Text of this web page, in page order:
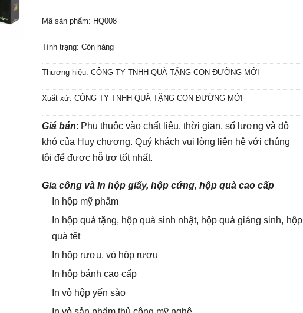
Mã sản phẩm: HQ008
Tình trạng: Còn hàng
Thương hiệu: CÔNG TY TNHH QUÀ TẶNG CON ĐƯỜNG MỚI
Xuất xứ: CÔNG TY TNHH QUÀ TẶNG CON ĐƯỜNG MỚI
Giá bán: Phụ thuộc vào chất liệu, thời gian, số lượng và độ
khó của Huy chương. Quý khách vui lòng liên hệ với chúng
tôi để được hỗ trợ tốt nhất.
Gia công và In hộp giấy, hộp cứng, hộp quà cao cấp
In hộp mỹ phẩm
In hộp quà tặng, hộp quà sinh nhật, hộp quà giáng sinh, hộp
quà tết
In hộp rượu, vỏ hộp rượu
In hộp bánh cao cấp
In vỏ hộp yến sào